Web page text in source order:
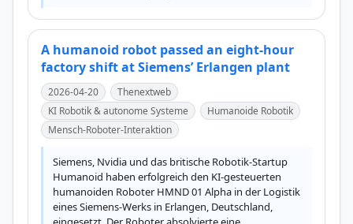
A humanoid robot passed an eight-hour
factory shift at Siemens’ Erlangen plant
2026-04-20
Thenextweb
KI Robotik & autonome Systeme
Humanoide Robotik
Mensch-Roboter-Interaktion
Siemens, Nvidia und das britische Robotik-Startup
Humanoid haben erfolgreich den KI-gesteuerten
humanoiden Roboter HMND 01 Alpha in der Logistik
eines Siemens-Werks in Erlangen, Deutschland,